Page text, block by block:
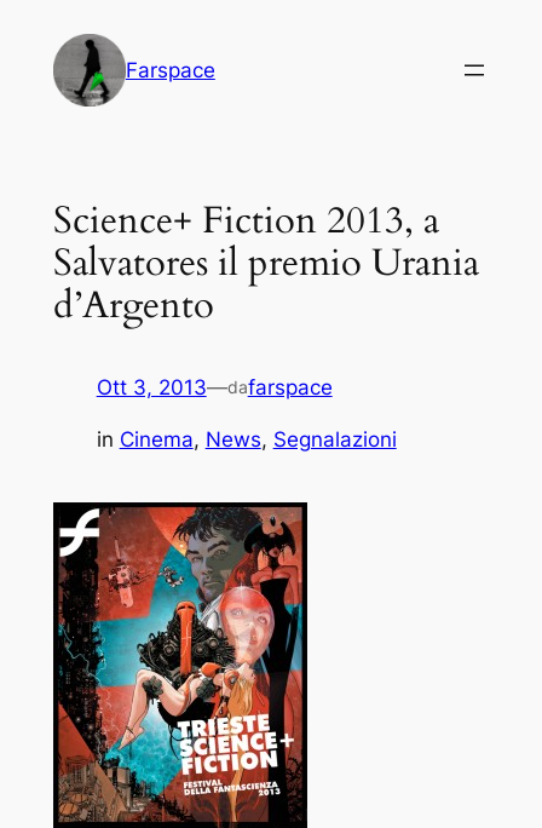
contenuto
Farspace
Science+ Fiction 2013, a
Salvatores il premio Urania
d’Argento
Ott 3, 2013—dafarspace
in Cinema, News, Segnalazioni